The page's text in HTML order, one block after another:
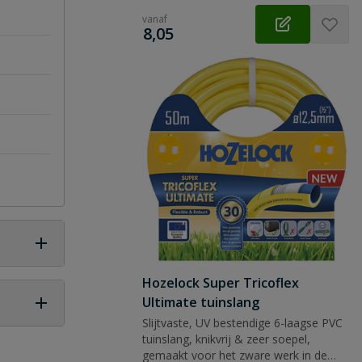
vanaf
€
8,05
Hozelock Super Tricoflex
Ultimate tuinslang
Slijtvaste, UV bestendige 6-laagse PVC
tuinslang, knikvrij & zeer soepel,
gemaakt voor het zware werk in de